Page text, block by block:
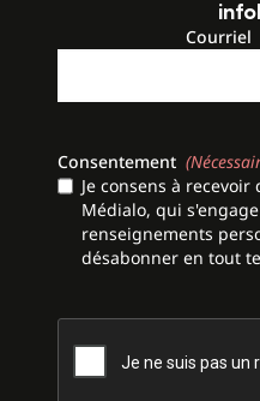
Courriel
Consentement
Je consens à
Médialo, qui
renseignements
désabonner en tout
CAPTCHA